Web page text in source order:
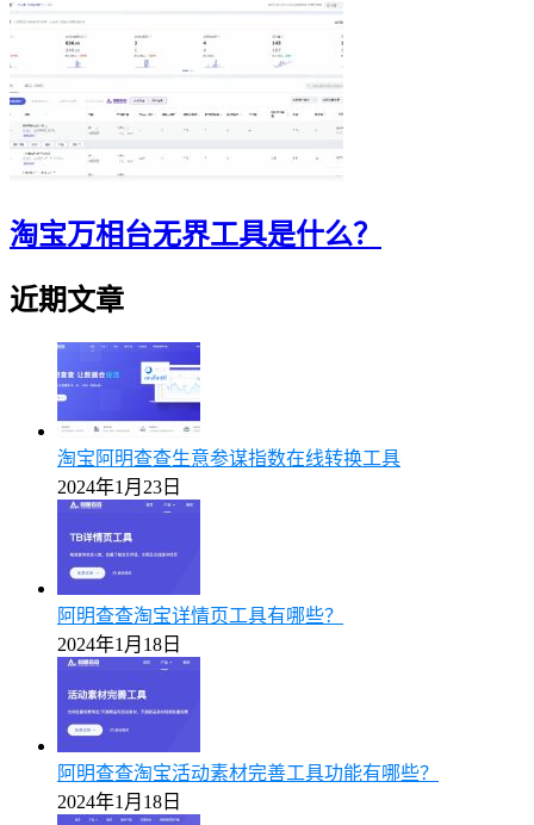
淘宝万相台无界工具是什么？
近期文章
淘宝阿明查查生意参谋指数在线转换工具
2024年1月23日
阿明查查淘宝详情页工具有哪些？
2024年1月18日
阿明查查淘宝活动素材完善工具功能有哪些？
2024年1月18日